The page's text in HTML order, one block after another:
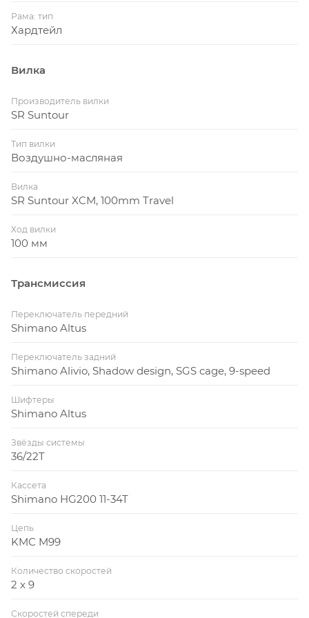
Рама: тип
Хардтейл
Вилка
Производитель вилки
SR Suntour
Тип вилки
Воздушно-масляная
Вилка
SR Suntour XCM, 100mm Travel
Ход вилки
100 мм
Трансмиссия
Переключатель передний
Shimano Altus
Переключатель задний
Shimano Alivio, Shadow design, SGS cage, 9-speed
Шифтеры
Shimano Altus
Звёзды системы
36/22T
Кассета
Shimano HG200 11-34T
Цепь
KMC M99
Количество скоростей
2 x 9
Скоростей спереди